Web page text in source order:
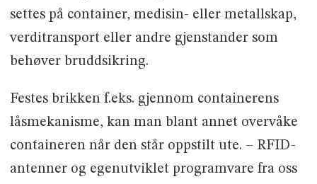
settes på container, medisin- eller metallskap,
verditransport eller andre gjenstander som
behøver bruddsikring.
Festes brikken f.eks. gjennom containerens
låsmekanisme, kan man blant annet overvåke
containeren når den står oppstilt ute. – RFID-
antenner og egenutviklet programvare fra oss